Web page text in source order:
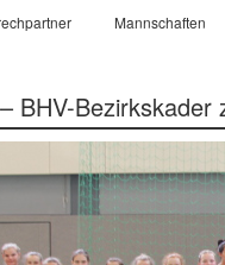
Mannschaften
BHV-